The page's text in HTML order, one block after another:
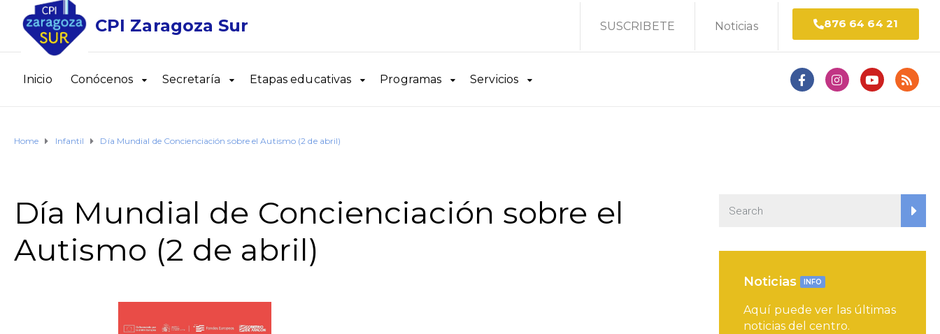
CPI Zaragoza Sur SUSCRIBETE Noticias 876 64 64 21
Inicio Conócenos Secretaría Etapas educativas Programas Servicios
Home Infantil Día Mundial de Concienciación sobre el Autismo (2 de abril)
Día Mundial de Concienciación sobre el
Autismo (2 de abril)
Noticias INFO
Aquí puede ver las últimas
noticias del centro.